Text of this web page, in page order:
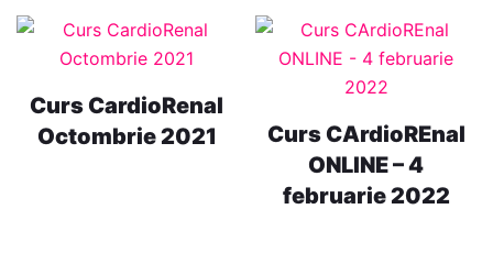
Curs CardioRenal
Octombrie 2021
Curs CArdioREnal
ONLINE – 4
februarie 2022